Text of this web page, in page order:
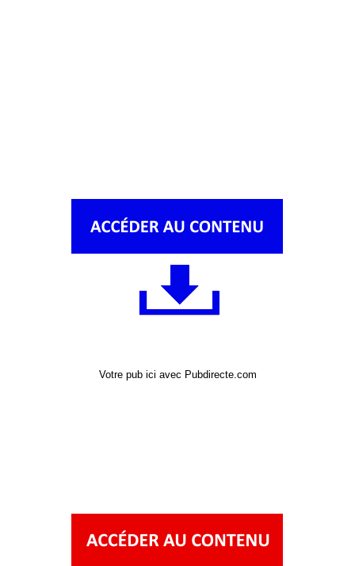
Votre pub ici avec Pubdirecte.com